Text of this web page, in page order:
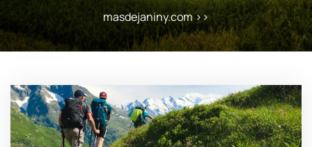
masdejaniny.com>>